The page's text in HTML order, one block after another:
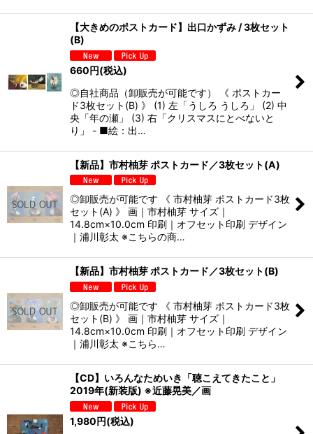
【大きめのポストカード】出口かずみ / 3枚セット
(B)
660円(税込)
◎自社商品（卸販売が可能です） 《 ポストカー
ド3枚セット(B) 》 (1) 左「うしろ うしろ」 (2) 中
央「年の瀬」 (3) 右「クリスマスにとべないと
り」 - ■絵：出…
【新品】市村柚芽 ポストカード／3枚セット(A)
◎卸販売が可能です 《 市村柚芽 ポストカード3枚
セット(A) 》 画｜市村柚芽 サイズ｜
14.8cm×10.0cm 印刷｜オフセット印刷 デザイン
｜浦川彰太 ※こちらの商…
【新品】市村柚芽 ポストカード／3枚セット(B)
◎卸販売が可能です 《 市村柚芽 ポストカード3枚
セット(B) 》 画｜市村柚芽 サイズ｜
14.8cm×10.0cm 印刷｜オフセット印刷 デザイン
｜浦川彰太 ※こちら…
【CD】いろんなためいき「聴こえてきたこと」
2019年(新装版) ※近藤晃美／画
1,980円(税込)